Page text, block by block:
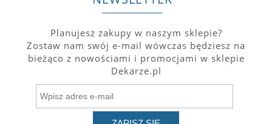
Planujesz zakupy w naszym sklepie?
Zostaw nam swój e-mail wówczas będziesz na
bieżąco z nowościami i promocjami w sklepie
Dekarze.pl